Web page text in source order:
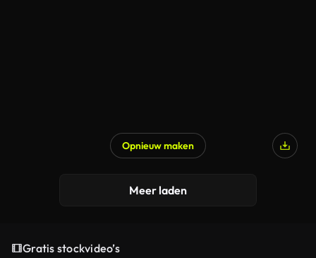
Opnieuw maken
Meer laden
Gratis stockvideo’s